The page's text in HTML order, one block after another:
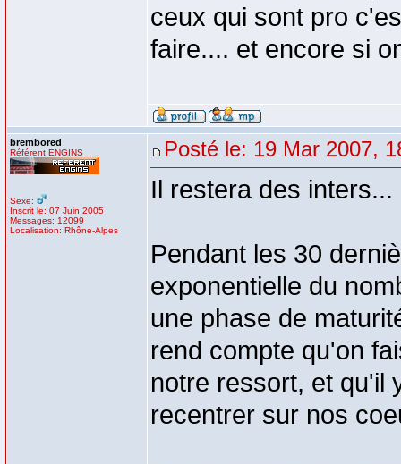
ceux qui sont pro
faire.... et encore si
brembored
Référent ENGINS
Sexe:
Inscrit le: 07 Juin 2005
Messages: 12099
Localisation: Rhône-Alpes
Posté le: 19 Mar 2007,
Il restera des inters...
Pendant les 30
exponentielle du
une phase de
rend compte qu'on
notre ressort, et qu'il
recentrer sur nos